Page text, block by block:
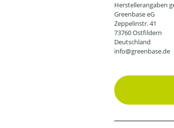
Herstellerangaben
Greenbase eG
Zeppelinstr. 41
73760 Ostfildern
Deutschland
info@greenbase.de